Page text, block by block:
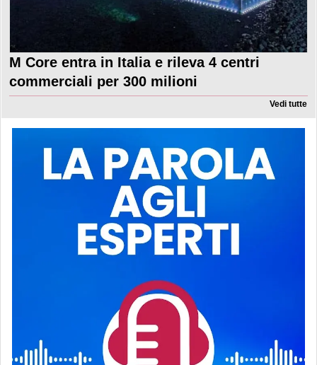
M Core entra in Italia e rileva 4 centri
commerciali per 300 milioni
Vedi tutte